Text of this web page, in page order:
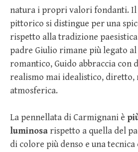
natura i propri valori fondanti. Il
pittorico si distingue per una
rispetto alla tradizione
padre Giulio rimane più legato
romantico, Guido abbraccia con
realismo mai idealistico,
atmosferica.
La pennellata di Carmignani è
luminosa rispetto a quella del
di colore più denso e una